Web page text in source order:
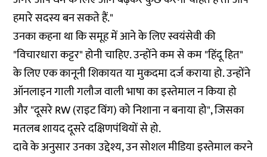
हमारे सदस्य बन सकते हैं."
उनका कहना था कि समूह में आने के लिए स्वयंसेवी की
"विचारधारा कट्टर" होनी चाहिए. उन्होंने कम से कम "हिंदू हित"
के लिए एक कानूनी शिकायत या मुकदमा दर्ज कराया हो. उन्होंने
ऑनलाइन गाली गलौज वाली भाषा का इस्तेमाल न किया हो
और "दूसरे RW (राइट विंग) को निशाना न बनाया हो", जिसका
मतलब शायद दूसरे दक्षिणपंथियों से हो.
दावे के अनुसार उनका उद्देश्य, उन सोशल मीडिया इस्तेमाल करने